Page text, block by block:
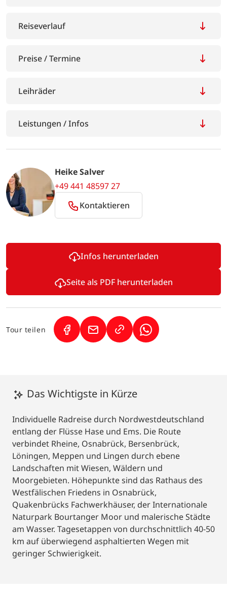
Das Wichtigste in Kürze
Individuelle Radreise durch Nordwestdeutschland
entlang der Flüsse Hase und Ems. Die Route
verbindet Rheine, Osnabrück, Bersenbrück,
Löningen, Meppen und Lingen durch ebene
Landschaften mit Wiesen, Wäldern und
Moorgebieten. Höhepunkte sind das Rathaus des
Westfälischen Friedens in Osnabrück,
Quakenbrücks Fachwerkhäuser, der Internationale
Naturpark Bourtanger Moor und malerische Städte
am Wasser. Tagesetappen von durchschnittlich 40-50
km auf überwiegend asphaltierten Wegen mit
geringer Schwierigkeit.
Reiseverlauf
Preise / Termine
Leihräder
Leistungen / Infos
Heike Salver
+49 441 48597 27
Kontaktieren
Infos herunterladen
Seite als PDF herunterladen
Tour teilen (Link öffnet in neuem Tab)
(Link öffnet in neuem Tab)
(Link öffnet in